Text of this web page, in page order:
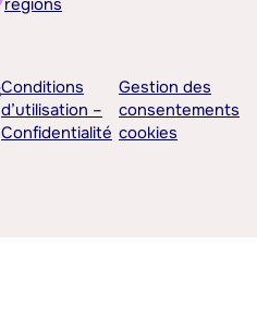
régions
Conditions
d’utilisation –
Confidentialité
Gestion des
consentements
cookies